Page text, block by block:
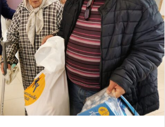
ر
ي
د
ا
إ
ل
ك
ت